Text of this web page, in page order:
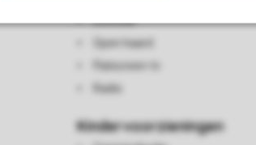
Eethoek
Open haard
Flatscreen-tv
Radio
Kindervoorzieningen